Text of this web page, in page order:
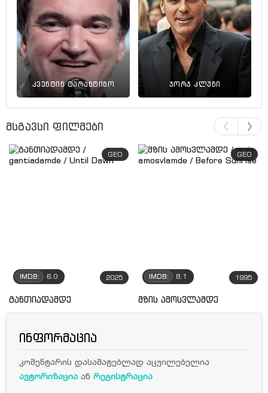
კვენტინ ტარანტინო ჯორჯ კლუნი
მსგავსი ფილმები
GEO
2025
IMDB: 6.0
განთიადამდე
GEO
1995
IMDB: 8.1
მზის ამოსვლამდე
ინფორმაცია
კომენტარის დასამატებლად აცუილებელია
ავტორიზაცია ანრეგისტრაცია